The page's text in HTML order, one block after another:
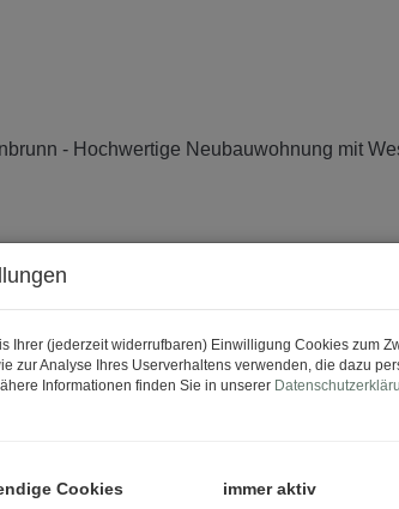
Ihrer (jederzeit widerrufbaren) Einwilligung Cookies zum
zur Analyse Ihres Userverhaltens verwenden, die dazu
Informationen finden Sie in unserer
Cookies immer aktiv